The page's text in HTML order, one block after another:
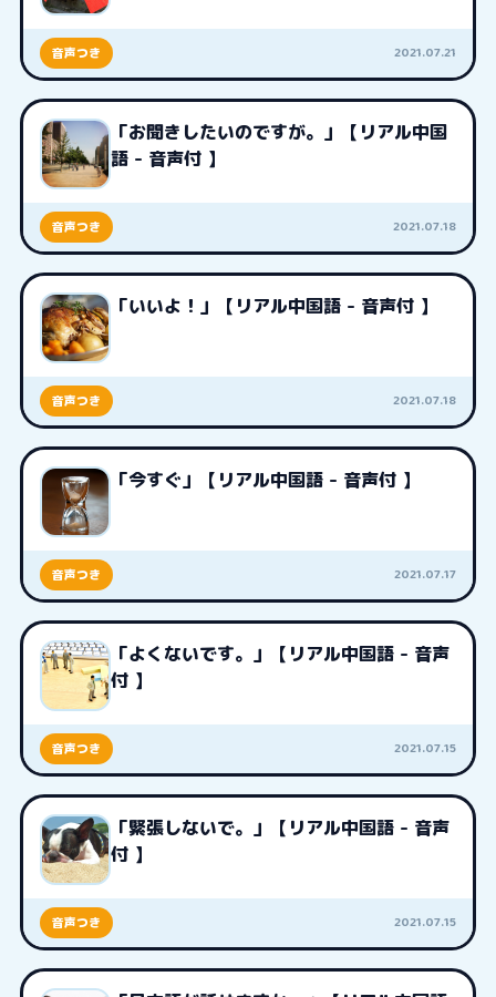
音声つき 2021.07.21
「お聞きしたいのですが。」【リアル中国
語 - 音声付 】
音声つき 2021.07.18
「いいよ！」【リアル中国語 - 音声付 】
音声つき 2021.07.18
「今すぐ」【リアル中国語 - 音声付 】
音声つき 2021.07.17
「よくないです。」【リアル中国語 - 音声
付 】
音声つき 2021.07.15
「緊張しないで。」【リアル中国語 - 音声
付 】
音声つき 2021.07.15